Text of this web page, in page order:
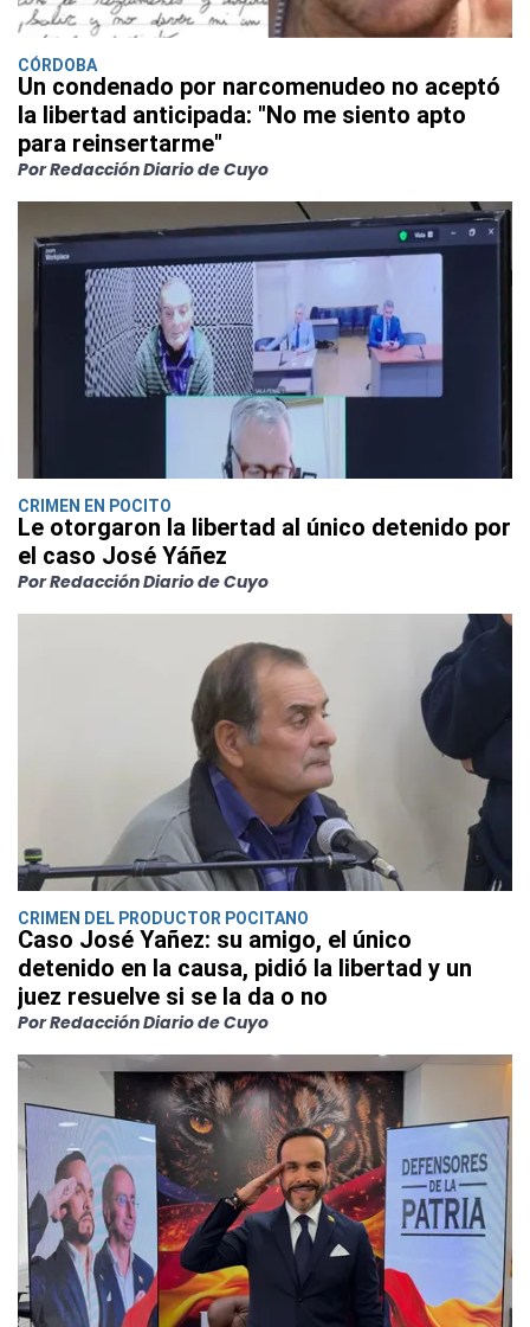
CÓRDOBA
Un condenado por narcomenudeo no aceptó
la libertad anticipada: "No me siento apto
para reinsertarme"
Por Redacción Diario de Cuyo
CRIMEN EN POCITO
Le otorgaron la libertad al único detenido por
el caso José Yáñez
Por Redacción Diario de Cuyo
CRIMEN DEL PRODUCTOR POCITANO
Caso José Yañez: su amigo, el único
detenido en la causa, pidió la libertad y un
juez resuelve si se la da o no
Por Redacción Diario de Cuyo